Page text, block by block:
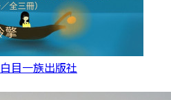
白目一族出版社